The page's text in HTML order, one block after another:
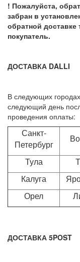
! Пожалуйста,
забран в
обратной доставке
покупатель.
ДОСТАВКА DALLI
В следующих
следующий день
проведения оплаты:
Санкт-
Петербург
Тула
Калуга
Орел
ДОСТАВКА 5POST